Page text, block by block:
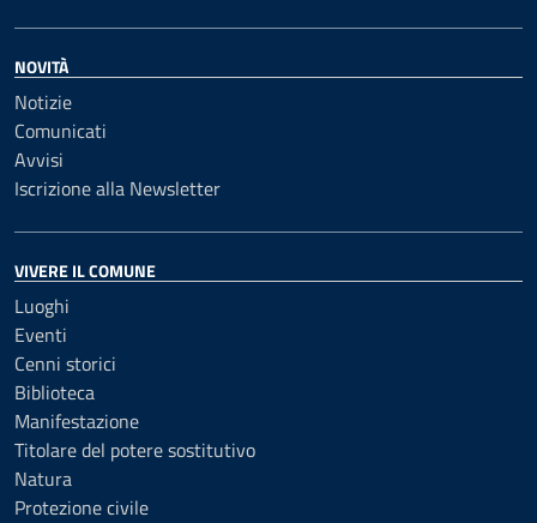
NOVITÀ
Notizie
Comunicati
Avvisi
Iscrizione alla Newsletter
VIVERE IL COMUNE
Luoghi
Eventi
Cenni storici
Biblioteca
Manifestazione
Titolare del potere sostitutivo
Natura
Protezione civile